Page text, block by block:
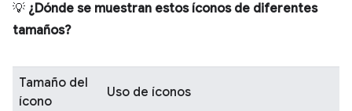
💡 ¿Dónde se muestran estos íconos de diferentes
tamaños?
Tamaño del
ícono
Uso de íconos